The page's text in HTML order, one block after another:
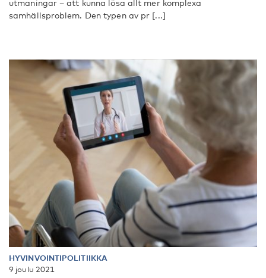
utmaningar – att kunna lösa allt mer komplexa
samhällsproblem. Den typen av pr [...]
HYVINVOINTIPOLITIIKKA
9 joulu 2021